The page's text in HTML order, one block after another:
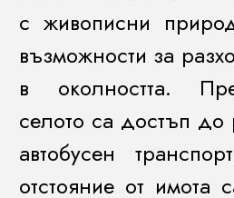
с живописни
възможности за
в околността.
селото са достъп
автобусен
отстояние от